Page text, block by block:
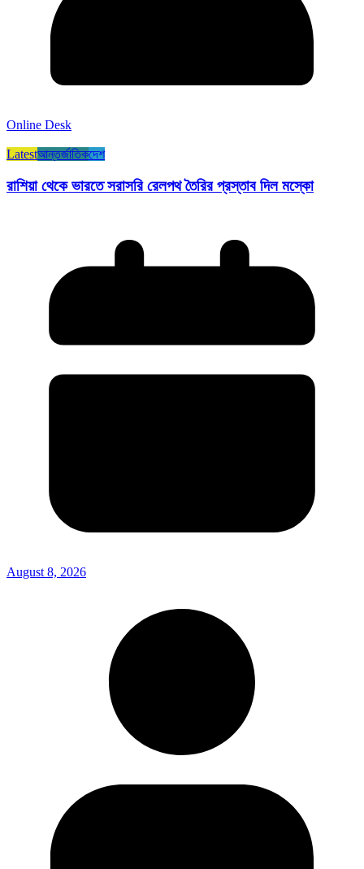
Online Desk
Latestআন্তর্জাতিকদেশ
রাশিয়া থেকে ভারতে সরাসরি রেলপথ তৈরির প্রস্তাব দিল মস্কো
August 8, 2026